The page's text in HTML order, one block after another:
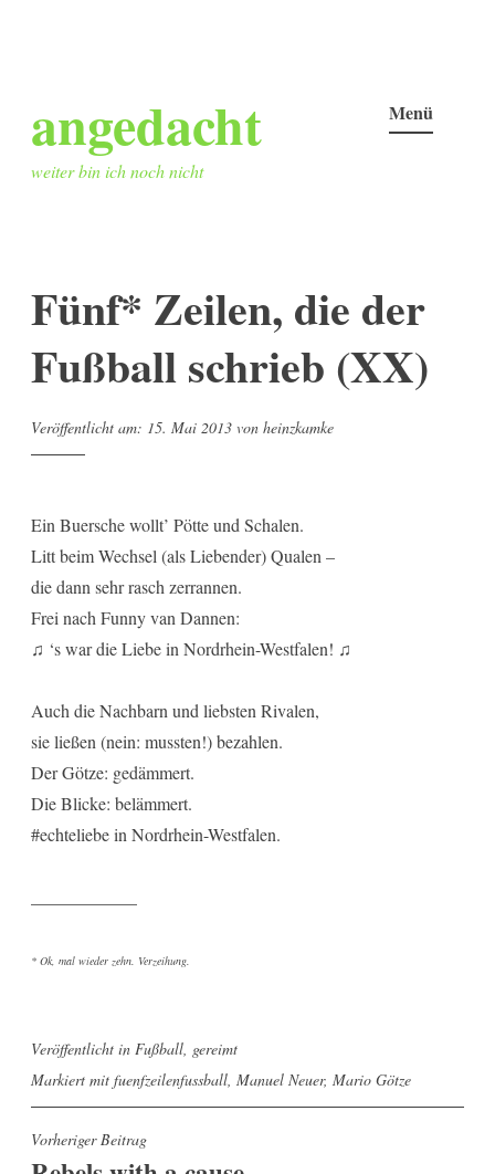
springen
angedacht
weiter bin ich noch nicht
Menü
Fünf* Zeilen, die der
Fußball schrieb (XX)
Veröffentlicht am: 15. Mai 2013 von heinzkamke
Ein Buersche wollt’ Pötte und Schalen.
Litt beim Wechsel (als Liebender) Qualen –
die dann sehr rasch zerrannen.
Frei nach Funny van Dannen:
♫ ‘s war die Liebe in Nordrhein-Westfalen! ♫
Auch die Nachbarn und liebsten Rivalen,
sie ließen (nein: mussten!) bezahlen.
Der Götze: gedämmert.
Die Blicke: belämmert.
#echteliebe in Nordrhein-Westfalen.
* Ok, mal wieder zehn. Verzeihung.
Veröffentlicht in Fußball gereimt
Markiert mit fuenfzeilenfussball, Manuel Neuer, Mario Götze
Beitragsnavigation
Vorheriger Beitrag